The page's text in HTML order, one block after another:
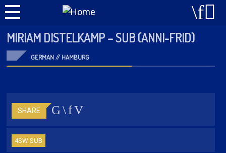
MIRIAM DISTELKAMP – SUB (ANNI-FRID)
GERMAN // HAMBURG
SHARE
4SW SUB